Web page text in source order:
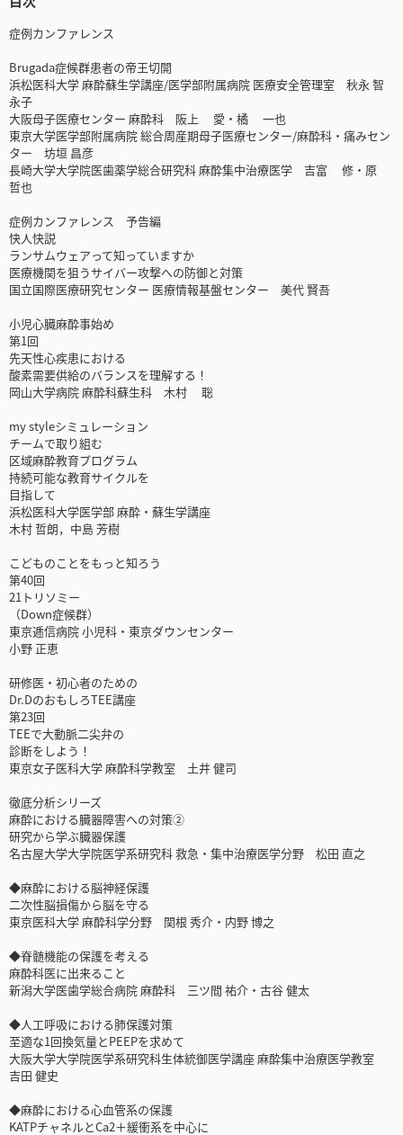
症例カンファレンス
Brugada症候群患者の帝王切開
浜松医科大学 麻酔蘇生学講座/医学部附属病院 医療安全管理室 秋永 智
永子
大阪母子医療センター 麻酔科 阪上 愛・橘 一也
東京大学医学部附属病院 総合周産期母子医療センター/麻酔科・痛みセン
ター 坊垣 昌彦
長崎大学大学院医歯薬学総合研究科 麻酔集中治療医学 吉富 修・原
哲也
症例カンファレンス 予告編
快人快説
ランサムウェアって知っていますか
医療機関を狙うサイバー攻撃への防御と対策
国立国際医療研究センター 医療情報基盤センター 美代 賢吾
小児心臓麻酔事始め
第1回
先天性心疾患における
酸素需要供給のバランスを理解する！
岡山大学病院 麻酔科蘇生科 木村 聡
my styleシミュレーション
チームで取り組む
区域麻酔教育プログラム
持続可能な教育サイクルを
目指して
浜松医科大学医学部 麻酔・蘇生学講座
木村 哲朗，中島 芳樹
こどものことをもっと知ろう
第40回
21トリソミー
（Down症候群）
東京逓信病院 小児科・東京ダウンセンター
小野 正恵
研修医・初心者のための
Dr.DのおもしろTEE講座
第23回
TEEで大動脈二尖弁の
診断をしよう！
東京女子医科大学 麻酔科学教室 土井 健司
徹底分析シリーズ
麻酔における臓器障害への対策②
研究から学ぶ臓器保護
名古屋大学大学院医学系研究科 救急・集中治療医学分野 松田 直之
◆麻酔における脳神経保護
二次性脳損傷から脳を守る
東京医科大学 麻酔科学分野 関根 秀介・内野 博之
◆脊髄機能の保護を考える
麻酔科医に出来ること
新潟大学医歯学総合病院 麻酔科 三ツ間 祐介・古谷 健太
◆人工呼吸における肺保護対策
至適な1回換気量とPEEPを求めて
大阪大学大学院医学系研究科生体統御医学講座 麻酔集中治療医学教室
吉田 健史
◆麻酔における心血管系の保護
KATPチャネルとCa2＋緩衝系を中心に